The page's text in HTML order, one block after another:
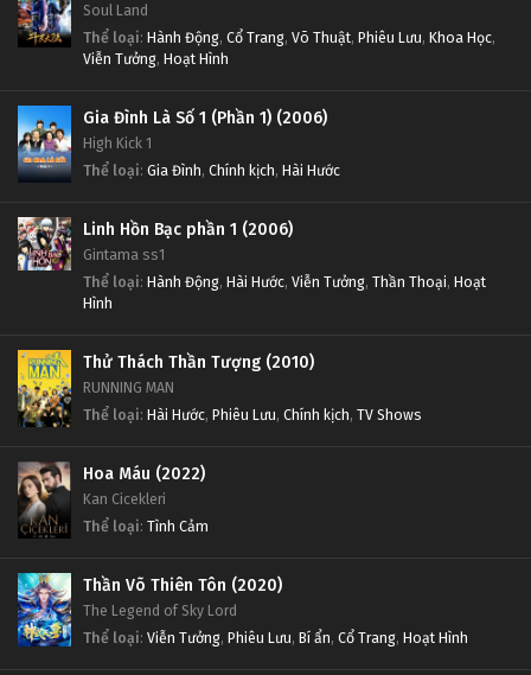
Linh Hồn Bạc phần 1 Tập Tập 203
Tập Tập 203
Linh Hồn Bạc phần 1 Tập Tập 202
Tập Tập 202
Linh Hồn Bạc phần 1 Tập Tập 201
Tập Tập 201
Tập Tập 200
Linh Hồn Bạc phần 1 Tập Tập 199
Linh Hồn Bạc phần 1 Tập Tập 198
Linh Hồn Bạc phần 1 Tập Tập 197
Tập Tập 197
Linh Hồn Bạc phần 1 Tập Tập 204
Tập Tập 204
Linh Hồn Bạc phần 1 Tập Tập 203
Tập Tập 203
Linh Hồn Bạc phần 1 Tập Tập 202
Tập Tập 202
Tập Tập 201
Linh Hồn Bạc phần 1 Tập Tập 200
Linh Hồn Bạc phần 1 Tập Tập 199
Linh Hồn Bạc phần 1 Tập Tập 198
Tập Tập 198
Soul Land
Thể loại: Hành Động, Cổ Trang, Võ Thuật, Phiêu Lưu, Khoa Học,
Viễn Tưởng, Hoạt Hình
Gia Đình Là Số 1 (Phần 1) (2006)
High Kick 1
Thể loại: Gia Đình, Chính kịch, Hài Hước
Linh Hồn Bạc phần 1 (2006)
Gintama ss1
Thể loại: Hành Động, Hài Hước, Viễn Tưởng, Thần Thoại, Hoạt
Hình
Thử Thách Thần Tượng (2010)
RUNNING MAN
Thể loại: Hài Hước, Phiêu Lưu, Chính kịch, TV Shows
Hoa Máu (2022)
Kan Cicekleri
Thể loại: Tình Cảm
Thần Võ Thiên Tôn (2020)
The Legend of Sky Lord
Thể loại: Viễn Tưởng, Phiêu Lưu, Bí ẩn, Cổ Trang, Hoạt Hình